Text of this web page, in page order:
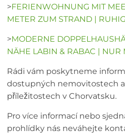
>FERIENWOHNUNG MIT
METER ZUM STRAND |
>MODERNE
NÄHE LABIN & RABAC | NUR
Rádi vám poskytneme
dostupných nemovitostech
příležitostech v Chorvatsku.
Pro více informací nebo
prohlídky nás neváhejte